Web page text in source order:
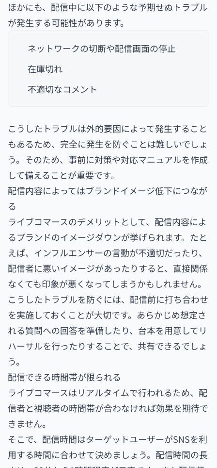
ほかにも、配信中に以下のような予期せぬトラブル
が発生する可能性があります。
ネットワークの切断や配信画面の停止
在庫切れ
不適切なコメント
こうしたトラブルは外的要因によって発生すること
もあるため、完全に発生を防ぐことは難しいでしょ
う。そのため、事前に対策や対応マニュアルを作成
して備えることが重要です。
配信内容によってはブランドイメージ低下につなが
る
ライブコマースのデメリットとして、配信内容によ
るブランドのイメージダウンが挙げられます。たと
えば、インフルエンサーの言動が不適切だったり、
配信者に悪いイメージがあったりすると、直接関係
なくても印象が悪くなってしまうかもしれません。
こうしたトラブルを防ぐには、配信前に打ち合わせ
を実施しておくことが大切です。あらかじめ想定さ
れる質問への回答を準備したり、台本を用意してリ
ハーサルを行ったりすることで、共有できるでしょ
う。
配信できる時間帯が限られる
ライブコマースはリアルタイムで行われるため、配
信者と視聴者の時間帯が合わなければ効果を期待で
きません。
そこで、配信時間はターゲットユーザーがSNSを利
用する時間に合わせて決めましょう。配信時間の長